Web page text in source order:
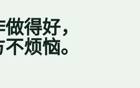
得好，
烦恼。